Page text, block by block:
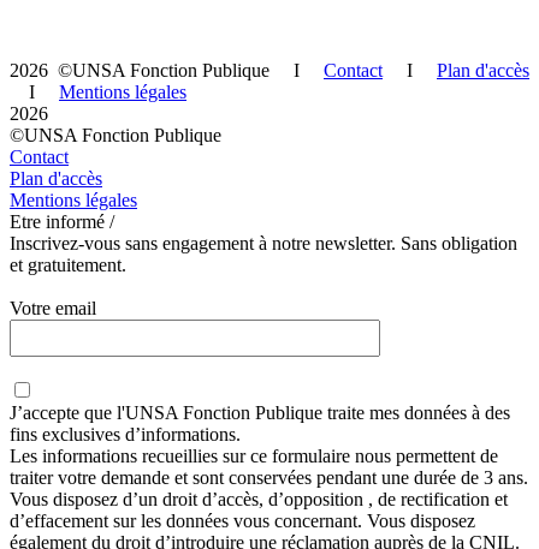
2026 ©UNSA Fonction Publique I Contact I Plan d'accès
I Mentions légales
2026
©UNSA Fonction Publique
Contact
Plan d'accès
Mentions légales
Etre informé /
Inscrivez-vous sans engagement à notre newsletter. Sans obligation
et gratuitement.
Votre email
J’accepte que l'UNSA Fonction Publique traite mes données à des
fins exclusives d’informations.
Les informations recueillies sur ce formulaire nous permettent de
traiter votre demande et sont conservées pendant une durée de 3 ans.
Vous disposez d’un droit d’accès, d’opposition , de rectification et
d’effacement sur les données vous concernant. Vous disposez
également du droit d’introduire une réclamation auprès de la CNIL.